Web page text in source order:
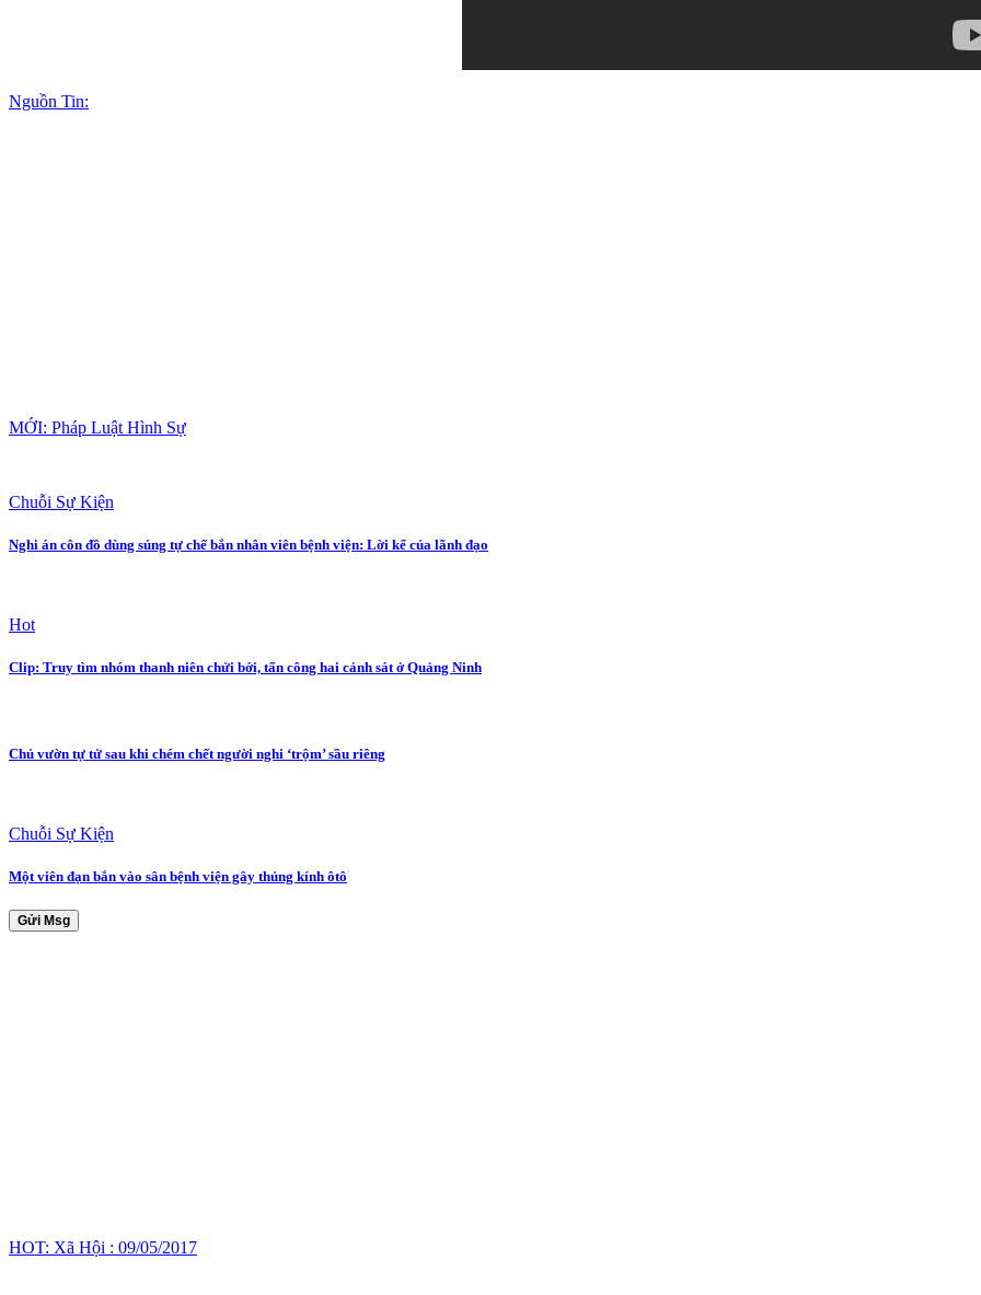
Nguồn Tin:
MỚI: Pháp Luật Hình Sự
Chuỗi Sự Kiện
Nghi án côn đồ dùng súng tự chế bắn nhân viên bệnh viện: Lời kể của lãnh đạo
Hot
Clip: Truy tìm nhóm thanh niên chửi bới, tấn công hai cảnh sát ở Quảng Ninh
Chủ vườn tự tử sau khi chém chết người nghi ‘trộm’ sầu riêng
Chuỗi Sự Kiện
Một viên đạn bắn vào sân bệnh viện gây thủng kính ôtô
Gửi Msg
HOT: Xã Hội : 09/05/2017